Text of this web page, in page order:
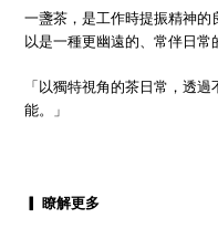
一盞茶，是工作時提振精神
以是一種更幽遠的、常伴日常
「以獨特視角的茶日常，透
能。」
▎ 瞭解更多